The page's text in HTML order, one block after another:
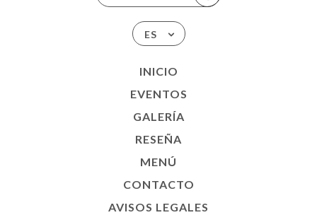
ES
INICIO
EVENTOS
GALERÍA
RESEÑA
MENÚ
CONTACTO
AVISOS LEGALES